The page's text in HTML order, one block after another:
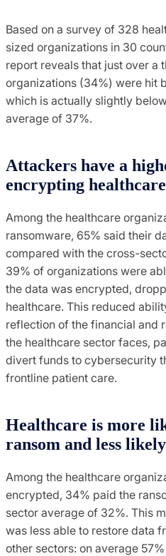
Based on a survey of 328
sized organizations in 30
report reveals that just over a
organizations (34%) were hit
which is actually slightly
average of 37%.
Attackers have a
encrypting
Among the healthcare
ransomware, 65% said their
compared with the cross-
39% of organizations were
the data was encrypted,
healthcare. This reduced
reflection of the financial and
the healthcare sector faces,
divert funds to cybersecurity
frontline patient care.
Healthcare is more
ransom and less
Among the healthcare
encrypted, 34% paid the
sector average of 32%. This
was less able to restore data
other sectors: on average